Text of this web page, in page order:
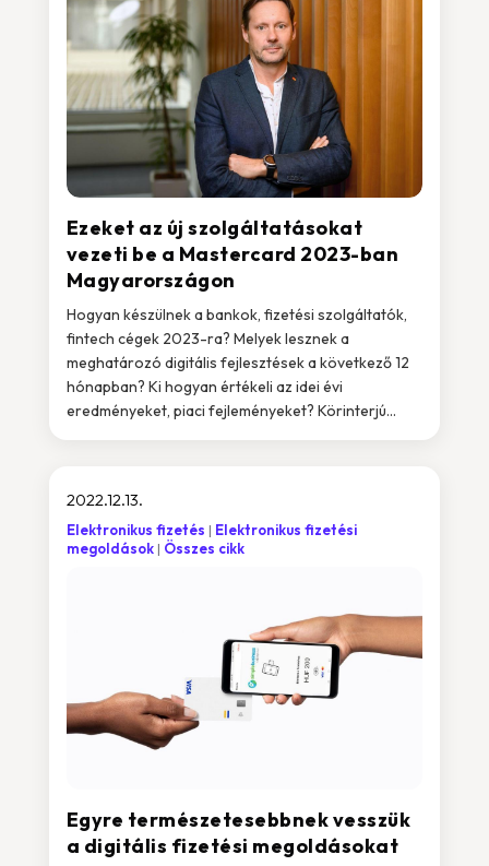
Ezeket az új szolgáltatásokat
vezeti be a Mastercard 2023-ban
Magyarországon
Hogyan készülnek a bankok, fizetési szolgáltatók,
fintech cégek 2023-ra? Melyek lesznek a
meghatározó digitális fejlesztések a következő 12
hónapban? Ki hogyan értékeli az idei évi
eredményeket, piaci fejleményeket? Körinterjú...
Egyre természetesebbnek vesszük
a digitális fizetési megoldásokat
2022.12.13.
Elektronikus fizetés
Elektronikus fizetési
megoldások
Összes cikk